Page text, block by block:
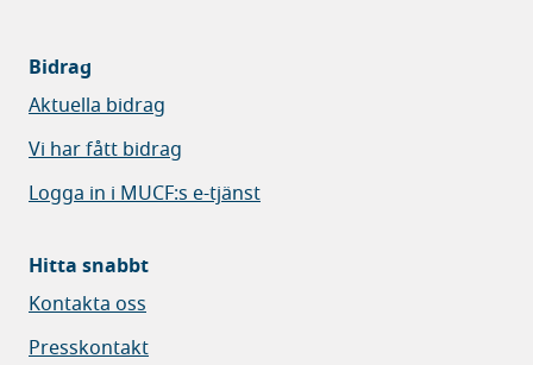
Bidrag
Aktuella bidrag
Vi har fått bidrag
Logga in i MUCF:s e-tjänst
Hitta snabbt
Kontakta oss
Presskontakt